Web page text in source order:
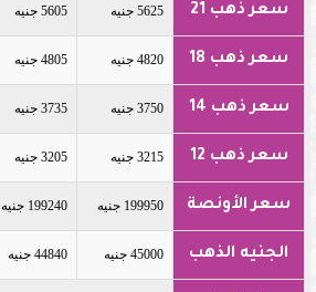
سعر ذهب 21 5625 جنيه 5605 جنيه
سعر ذهب 18 4820 جنيه 4805 جنيه
سعر ذهب 14 3750 جنيه 3735 جنيه
سعر ذهب 12 3215 جنيه 3205 جنيه
سعر الأونصة 199950 جنيه 199240 جنيه
الجنيه الذهب 45000 جنيه 44840 جنيه